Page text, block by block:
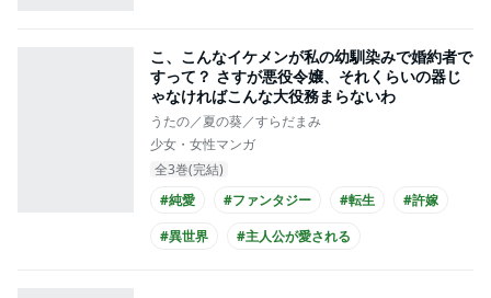
こ、こんなイケメンが私の幼馴染みで婚約者で
すって？ さすが悪役令嬢、それくらいの器じ
ゃなければこんな大役務まらないわ
うたの／夏の葵／すらだまみ
少女・女性マンガ
全3巻(完結)
#純愛
#ファンタジー #転生
#許嫁
#異世界
#主人公が愛される